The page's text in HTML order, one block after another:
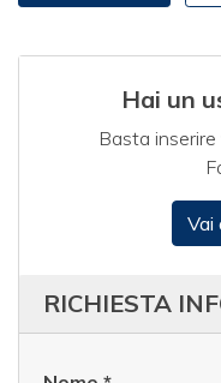
Hai un
Basta inserire
Vai
RICHIESTA